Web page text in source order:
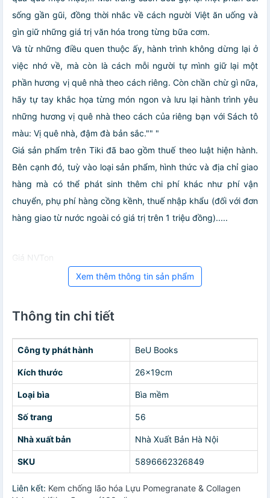
sống gần gũi, đồng thời nhắc về cách người Việt ăn uống và
gìn giữ những giá trị văn hóa trong từng bữa cơm.
Và từ những điều quen thuộc ấy, hành trình không dừng lại ở
việc nhớ về, mà còn là cách mỗi người tự mình giữ lại một
phần hương vị quê nhà theo cách riêng. Còn chần chừ gì nữa,
hãy tự tay khắc họa từng món ngon và lưu lại hành trình yêu
những hương vị quê nhà theo cách của riêng bạn với Sách tô
màu: Vị quê nhà, đậm đà bản sắc."" "
Giá sản phẩm trên Tiki đã bao gồm thuế theo luật hiện hành.
Bên cạnh đó, tuỳ vào loại sản phẩm, hình thức và địa chỉ giao
hàng mà có thể phát sinh thêm chi phí khác như phí vận
chuyển, phụ phí hàng cồng kềnh, thuế nhập khẩu (đối với đơn
hàng giao từ nước ngoài có giá trị trên 1 triệu đồng).....
Giá NVTon
Xem thêm thông tin sản phẩm
Thông tin chi tiết
Công ty phát hành BeU Books
Kích thước 26x19cm
Loại bìa Bìa mềm
Số trang 56
Nhà xuất bản Nhà Xuất Bản Hà Nội
SKU 5896662326849
Liên kết: Kem chống lão hóa Lựu Pomegranate & Collagen